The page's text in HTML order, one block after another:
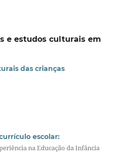
e estudos culturais em
das crianças
escolar:
na Educação da Infância